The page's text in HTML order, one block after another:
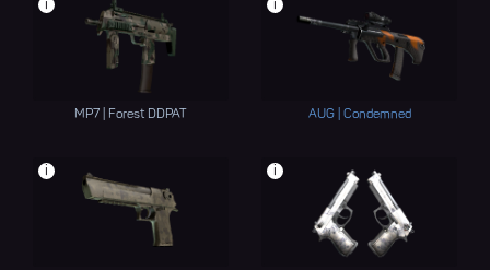
i
MP7 | Forest DDPAT
i
AUG | Condemned
i i